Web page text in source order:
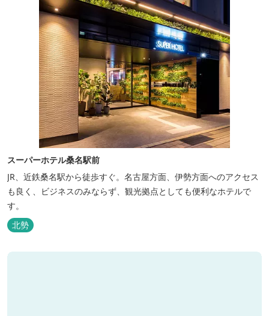
スーパーホテル桑名駅前
JR、近鉄桑名駅から徒歩すぐ。名古屋方面、伊勢方面へのアクセス
も良く、ビジネスのみならず、観光拠点としても便利なホテルで
す。
北勢